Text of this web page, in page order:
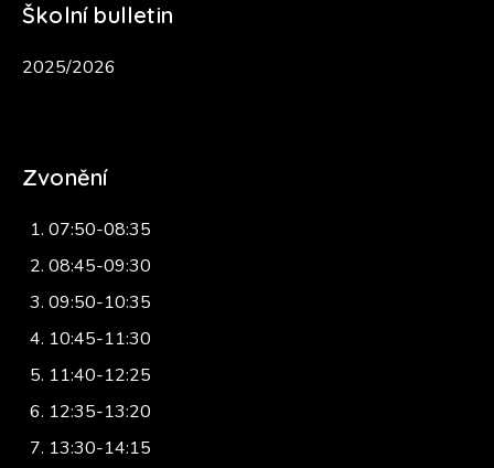
Školní bulletin
2025/2026
Zvonění
07:50-08:35
08:45-09:30
09:50-10:35
10:45-11:30
11:40-12:25
12:35-13:20
13:30-14:15